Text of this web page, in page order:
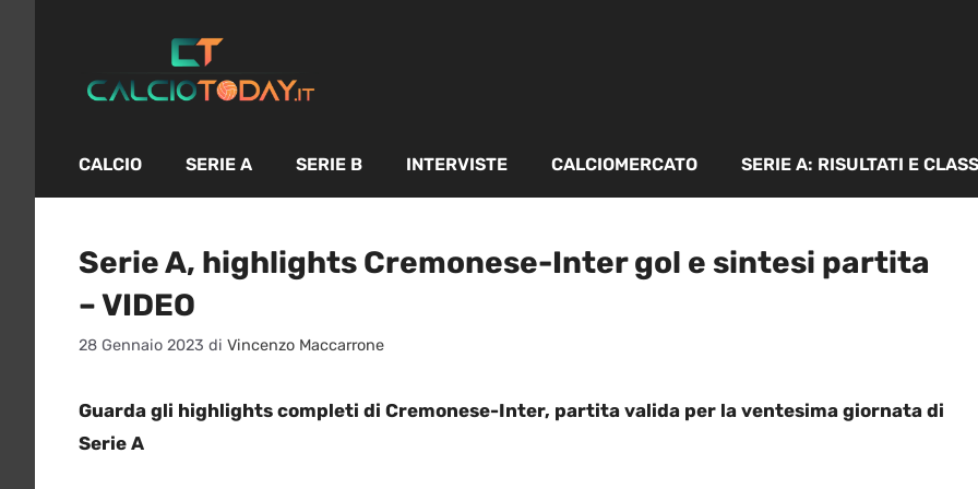
contenuto
CALCIO SERIE A SERIE B INTERVISTE CALCIOMERCATO SERIE A: RISULTATI E
Serie A, highlights Cremonese-Inter gol e sintesi partita
– VIDEO
28 Gennaio 2023 di Vincenzo Maccarrone
Guarda gli highlights completi di Cremonese-Inter, partita valida per la ventesima giornata di
Serie A